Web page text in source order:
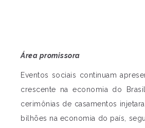
Área promissora
Eventos sociais continuam
crescente na economia do
cerimônias de casamentos
bilhões na economia do país,